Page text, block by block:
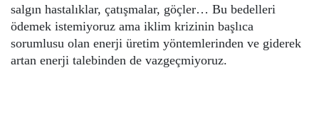
salgın hastalıklar, çatışmalar, göçler… Bu bedelleri
ödemek istemiyoruz ama iklim krizinin başlıca
sorumlusu olan enerji üretim yöntemlerinden ve giderek
artan enerji talebinden de vazgeçmiyoruz.